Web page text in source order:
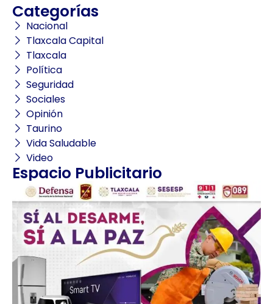
Categorías
Nacional
Tlaxcala Capital
Tlaxcala
Política
Seguridad
Sociales
Opinión
Taurino
Vida Saludable
Video
Espacio Publicitario